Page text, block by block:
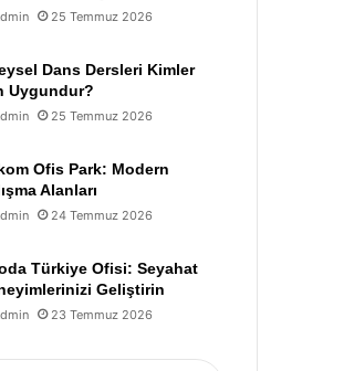
25 Temmuz 2026
Dans Dersleri Kimler
Uygundur?
25 Temmuz 2026
Ofis Park: Modern
Alanları
24 Temmuz 2026
Türkiye Ofisi: Seyahat
Geliştirin
23 Temmuz 2026